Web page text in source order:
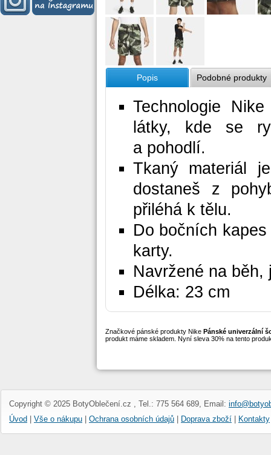
Popis Podobné produkty
Technologie
látky, kde se
a pohodlí.
Tkaný materiál
dostaneš z
přiléhá k tělu.
Do bočních
karty.
Navržené na běh,
Délka: 23 cm
Značkové pánské produkty Nike Pánské univerzální
produkt máme skladem. Nyní sleva 30% na tento
Copyright © 2025 BotyOblečení.cz , Tel.: 775 564 689, Email:
Úvod
Vše o nákupu Ochrana osobních údajů Doprava zboží Kontakty